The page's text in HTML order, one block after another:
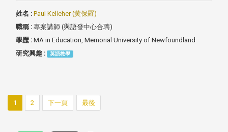
姓名 : Paul Kelleher (黃保羅)
職稱 : 專案講師 (與語發中心合聘)
學歷 : MA in Education, Memorial University of Newfoundland
研究興趣 :
英語教學
1 2 下一頁 最後